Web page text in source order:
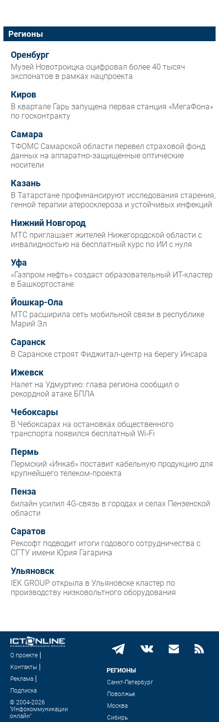
Регионы
Оренбург
Музей Новотроицка оцифровал более 40 тысяч
экспонатов в рамках нацпроекта
Киров
В квартале Гарь запущена первая станция «МегаФона»
по госконтракту
Самара
ТФОМС Самарской области перевел страховой фонд
данных на аппаратно-защищенные оптические
носители
Казань
В Татарстане профинансируют исследования старения,
генной терапии атеросклероза и устойчивых инфекций
Нижний Новгород
МТС приглашает жителей Нижегородской области с
инвалидностью на бесплатный курс по ИИ с нуля
Уфа
«Газпром нефть» создаст образовательный ИТ-кластер
в Башкортостане
Йошкар-Ола
МТС расширила сеть мобильной связи в республике
Марий Эл
Саранск
В Саранске строят Фиджитал-центр на берегу Инсара
Ижевск
Налет на Удмуртию: глава региона сообщил о
рекордной атаке БПЛА
Чебоксары
В Чебоксарах на остановках общественного
транспорта появился бесплатный Wi‑Fi
Пермь
Пермский «Инкаб» поставит кабельную продукцию для
крупнейшего телеком-проекта
Пенза
билайн усилил 4G-связь в городах и селах Пензенской
области
Саратов
Рексофт подводит итоги годового сотрудничества с
СГТУ имени Юрия Гагарина
Ульяновск
IEK GROUP открыла в Ульяновске кластер по
производству низковольтного оборудования
О проекте
Контакты
Реклама
Подписка
© 2004-2026
"Инфокоммуникации
онлайн"
РЕГИОНЫ
Санкт-Петербург
Поволжье
Москва
Сибирь